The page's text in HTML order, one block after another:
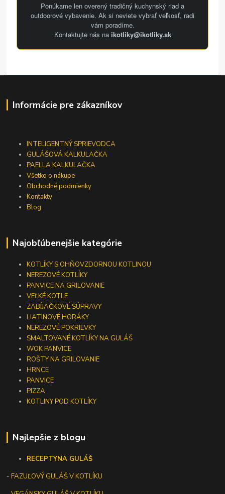
Ponúkame len overený tradičný kuchynský riad a
outdoorové vybavenie. Ak si neviete vybrať veľkosť, radi
vám poradíme.
Kontaktujte nás na ikotliky@ikotliky.sk
Informácie pre zákazníkov
INTELIGENTNÝ SPRIEVODCA
GULÁŠOVÁ KALKULAČKA
PAELLA KALKULAČKA
Všetko o nákupe
Obchodné podmienky
Kontakty
Blog
Najobľúbenejšie kategórie
KOTLÍKY S OHŇOVZDORNOU KOTLINOU
NEREZOVÉ KOTLÍKY
PANVICE NA GRILOVANIE
VEĽKÉ KOTLE
ZABÍJAČKOVÉ SÚPRAVY
LIATINOVÉ HORÁKY
NEREZOVÉ POKRIEVKY
SMALTOVANÉ KOTLÍKY NA GULÁŠ
WOK PANVICE
ROŠTY NA GRILOVANIE
HRNCE
PANVICE
PIZZA
KOTLINY POD KOTLÍKY
Najlepšie z blogu
RECEPTYNA GULÁŠ
-FAZUĽOVÝ GULÁŠ V KOTLÍKU